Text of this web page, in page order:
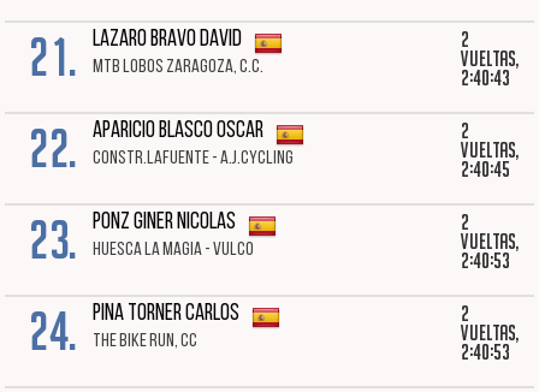
21. LAZARO BRAVO DAVID
MTB LOBOS ZARAGOZA, C.C.
2
vueltas,
2:40:43
22. APARICIO BLASCO OSCAR
CONSTR.LAFUENTE - A.J.CYCLING
2
vueltas,
2:40:45
23. PONZ GINER NICOLAS
HUESCA LA MAGIA - VULCO
2
vueltas,
2:40:53
24. PINA TORNER CARLOS
THE BIKE RUN, CC
2
vueltas,
2:40:53